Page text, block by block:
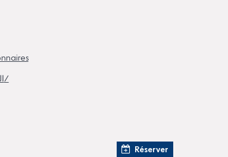
/البيبليوغرافيات/ /المغرب/
Réserver